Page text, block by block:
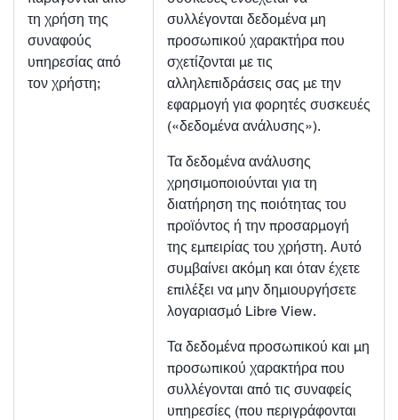
τη χρήση της
συναφούς
υπηρεσίας από
τον χρήστη;
συλλέγονται δεδομένα μη
προσωπικού χαρακτήρα που
σχετίζονται με τις
αλληλεπιδράσεις σας με την
εφαρμογή για φορητές συσκευές
(«δεδομένα ανάλυσης»).
Τα δεδομένα ανάλυσης
χρησιμοποιούνται για τη
διατήρηση της ποιότητας του
προϊόντος ή την προσαρμογή
της εμπειρίας του χρήστη. Αυτό
συμβαίνει ακόμη και όταν έχετε
επιλέξει να μην δημιουργήσετε
λογαριασμό Libre View.
Τα δεδομένα προσωπικού και μη
προσωπικού χαρακτήρα που
συλλέγονται από τις συναφείς
υπηρεσίες (που περιγράφονται